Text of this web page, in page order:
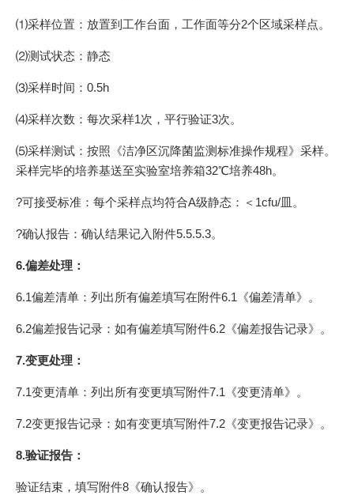
⑴采样位置：放置到工作台面，工作面等分2个区域采样点。
⑵测试状态：静态
⑶采样时间：0.5h
⑷采样次数：每次采样1次，平行验证3次。
⑸采样测试：按照《洁净区沉降菌监测标准操作规程》采样。
采样完毕的培养基送至实验室培养箱32℃培养48h。
?可接受标准：每个采样点均符合A级静态：＜1cfu/皿。
?确认报告：确认结果记入附件5.5.5.3。
6.偏差处理：
6.1偏差清单：列出所有偏差填写在附件6.1《偏差清单》。
6.2偏差报告记录：如有偏差填写附件6.2《偏差报告记录》。
7.变更处理：
7.1变更清单：列出所有变更填写附件7.1《变更清单》。
7.2变更报告记录：如有变更填写附件7.2《变更报告记录》。
8.验证报告：
验证结束，填写附件8《确认报告》。